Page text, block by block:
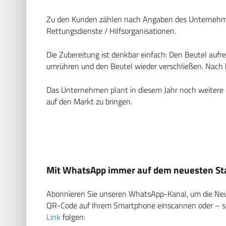
Zu den Kunden zählen nach Angaben des
Rettungsdienste / Hilfsorganisationen.
Die Zubereitung ist denkbar einfach: Den Beutel
umrühren und den Beutel wieder verschließen.
Das Unternehmen plant in diesem Jahr noch
auf den Markt zu bringen.
Mit WhatsApp immer auf dem neuesten
Abonnieren Sie unseren WhatsApp-Kanal, um die
QR-Code auf Ihrem Smartphone einscannen oder
Link folgen: